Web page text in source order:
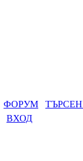
ФОРУМ
ВХОД